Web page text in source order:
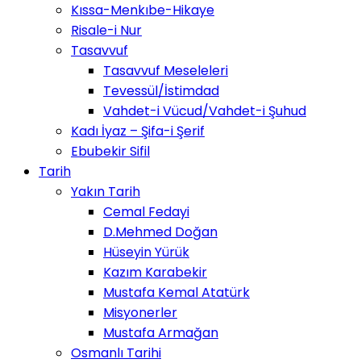
Kıssa-Menkıbe-Hikaye
Risale-i Nur
Tasavvuf
Tasavvuf Meseleleri
Tevessül/İstimdad
Vahdet-i Vücud/Vahdet-i Şuhud
Kadı İyaz – Şifa-i Şerif
Ebubekir Sifil
Tarih
Yakın Tarih
Cemal Fedayi
D.Mehmed Doğan
Hüseyin Yürük
Kazım Karabekir
Mustafa Kemal Atatürk
Misyonerler
Mustafa Armağan
Osmanlı Tarihi